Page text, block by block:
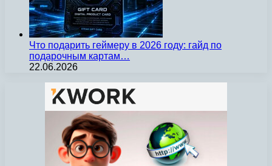
Что подарить геймеру в 2026 году: гайд по
подарочным картам…
22.06.2026